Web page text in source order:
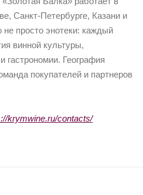
Санкт-Петербурге, Казани и
не просто энотеки: каждый
винной культуры,
гастрономии. География
покупателей и партнеров
krymwine.ru/contacts/